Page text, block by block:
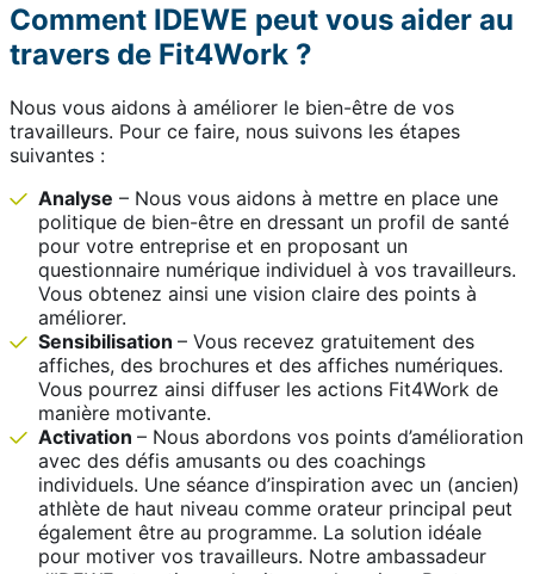
Comment IDEWE peut vous aider au
travers de Fit4Work ?
Nous vous aidons à améliorer le bien-être de vos
travailleurs. Pour ce faire, nous suivons les étapes
suivantes :
Analyse – Nous vous aidons à mettre en place une
politique de bien-être en dressant un profil de santé
pour votre entreprise et en proposant un
questionnaire numérique individuel à vos travailleurs.
Vous obtenez ainsi une vision claire des points à
améliorer.
Sensibilisation – Vous recevez gratuitement des
affiches, des brochures et des affiches numériques.
Vous pourrez ainsi diffuser les actions Fit4Work de
manière motivante.
Activation – Nous abordons vos points d’amélioration
avec des défis amusants ou des coachings
individuels. Une séance d’inspiration avec un (ancien)
athlète de haut niveau comme orateur principal peut
également être au programme. La solution idéale
pour motiver vos travailleurs. Notre ambassadeur